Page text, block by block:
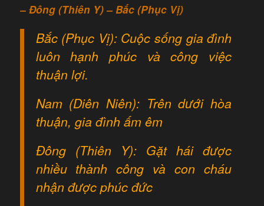
– Đông (Thiên Y) – Bắc (Phục Vị)
Bắc (Phục Vị): Cuộc sống gia đình
luôn hạnh phúc và công việc
thuận lợi.
Nam (Diên Niên): Trên dưới hòa
thuận, gia đình ấm êm
Đông (Thiên Y): Gặt hái được
nhiều thành công và con cháu
nhận được phúc đức